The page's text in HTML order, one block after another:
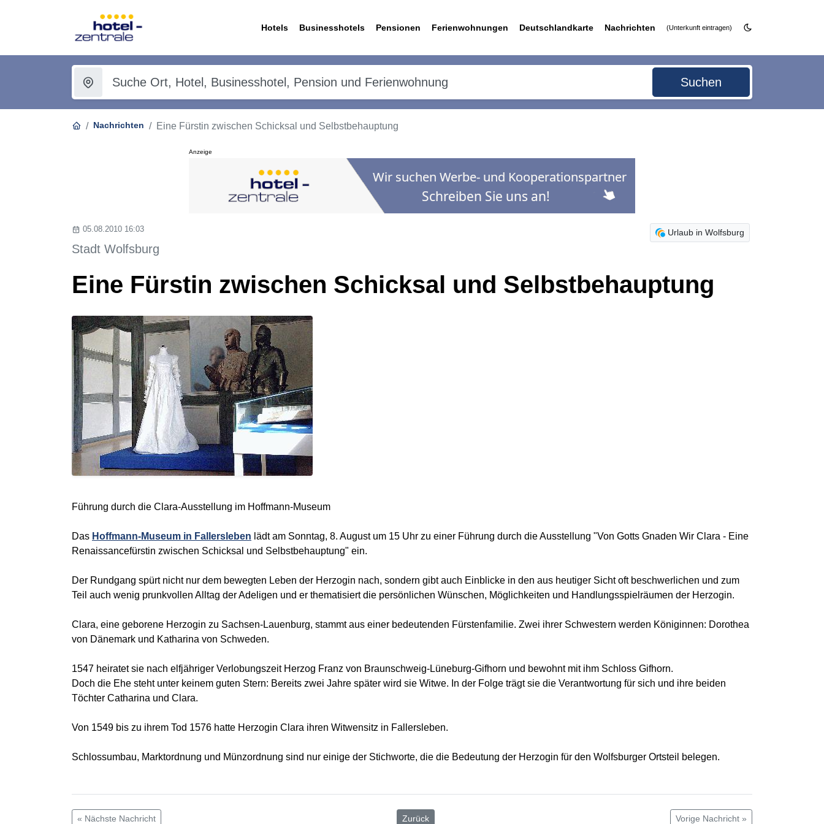
Hotels Businesshotels Pensionen Ferienwohnungen Deutschlandkarte Nachrichten (Unterkunft eintragen)
Suchen
Nachrichten Eine Fürstin zwischen Schicksal und Selbstbehauptung
Anzeige
Urlaub in Wolfsburg
05.08.2010 16:03
Stadt Wolfsburg
Eine Fürstin zwischen Schicksal und Selbstbehauptung
Führung durch die Clara-Ausstellung im Hoffmann-Museum
Das Hoffmann-Museum in Fallersleben lädt am Sonntag, 8. August um 15 Uhr zu einer Führung durch die Ausstellung "Von Gotts Gnaden Wir Clara - Eine
Renaissancefürstin zwischen Schicksal und Selbstbehauptung" ein.
Der Rundgang spürt nicht nur dem bewegten Leben der Herzogin nach, sondern gibt auch Einblicke in den aus heutiger Sicht oft beschwerlichen und zum
Teil auch wenig prunkvollen Alltag der Adeligen und er thematisiert die persönlichen Wünschen, Möglichkeiten und Handlungsspielräumen der Herzogin.
Clara, eine geborene Herzogin zu Sachsen-Lauenburg, stammt aus einer bedeutenden Fürstenfamilie. Zwei ihrer Schwestern werden Königinnen: Dorothea
von Dänemark und Katharina von Schweden.
1547 heiratet sie nach elfjähriger Verlobungszeit Herzog Franz von Braunschweig-Lüneburg-Gifhorn und bewohnt mit ihm Schloss Gifhorn.
Doch die Ehe steht unter keinem guten Stern: Bereits zwei Jahre später wird sie Witwe. In der Folge trägt sie die Verantwortung für sich und ihre beiden
Töchter Catharina und Clara.
Von 1549 bis zu ihrem Tod 1576 hatte Herzogin Clara ihren Witwensitz in Fallersleben.
Schlossumbau, Marktordnung und Münzordnung sind nur einige der Stichworte, die die Bedeutung der Herzogin für den Wolfsburger Ortsteil belegen.
« Nächste Nachricht Zurück Vorige Nachricht »